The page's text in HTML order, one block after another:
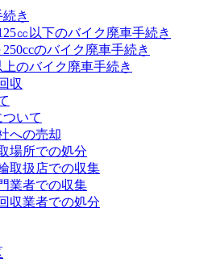
き
㏄以下のバイク廃車手続き
250ccのバイク廃車手続き
上のバイク廃車手続き
収
いて
への売却
場所での処分
取扱店での収集
業者での収集
収業者での処分